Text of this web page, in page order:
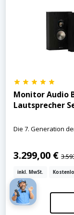
Monitor Audio
Lautsprecher
Die 7. Generation
3.299,00 €
inkl. MwSt.